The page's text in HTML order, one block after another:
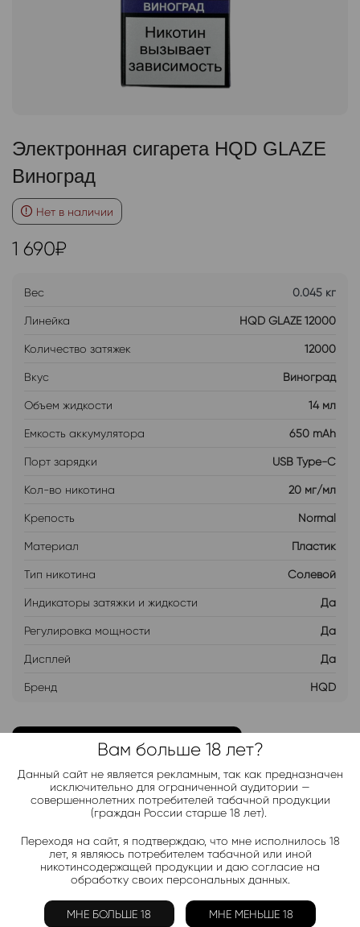
Электронная сигарета HQD GLAZE
Виноград
Нет в наличии
1 690₽
Вес 0.045 кг
Линейка HQD GLAZE 12000
Количество затяжек 12000
Вкус Виноград
Объем жидкости 14 мл
Емкость аккумулятора 650 mAh
Порт зарядки USB Type-C
Кол-во никотина 20 мг/мл
Крепость Normal
Материал Пластик
Тип никотина Солевой
Индикаторы затяжки и жидкости Да
Регулировка мощности Да
Дисплей Да
Бренд HQD
ДОБАВИТЬ В ЛИСТ ОЖИДАНИЯ
Хочу дешевле
Telegram-канал 2000+
Актуальные новинки и акции каждые день!
Вам больше 18 лет?
Данный сайт не является рекламным, так как предназначен
исключительно для ограниченной аудитории —
совершеннолетних потребителей табачной продукции
(граждан России старше 18 лет).
Переходя на сайт, я подтверждаю, что мне исполнилось 18
лет, я являюсь потребителем табачной или иной
никотинсодержащей продукции и даю согласие на
обработку своих персональных данных.
МНЕ БОЛЬШЕ 18 МНЕ МЕНЬШЕ 18